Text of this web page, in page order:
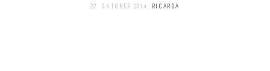
22. OKTOBER 2014 RICARDA